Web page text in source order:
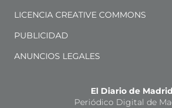
LICENCIA CREATIVE COMMONS
PUBLICIDAD
ANUNCIOS LEGALES
El Diario de Madrid
Periódico Digital de